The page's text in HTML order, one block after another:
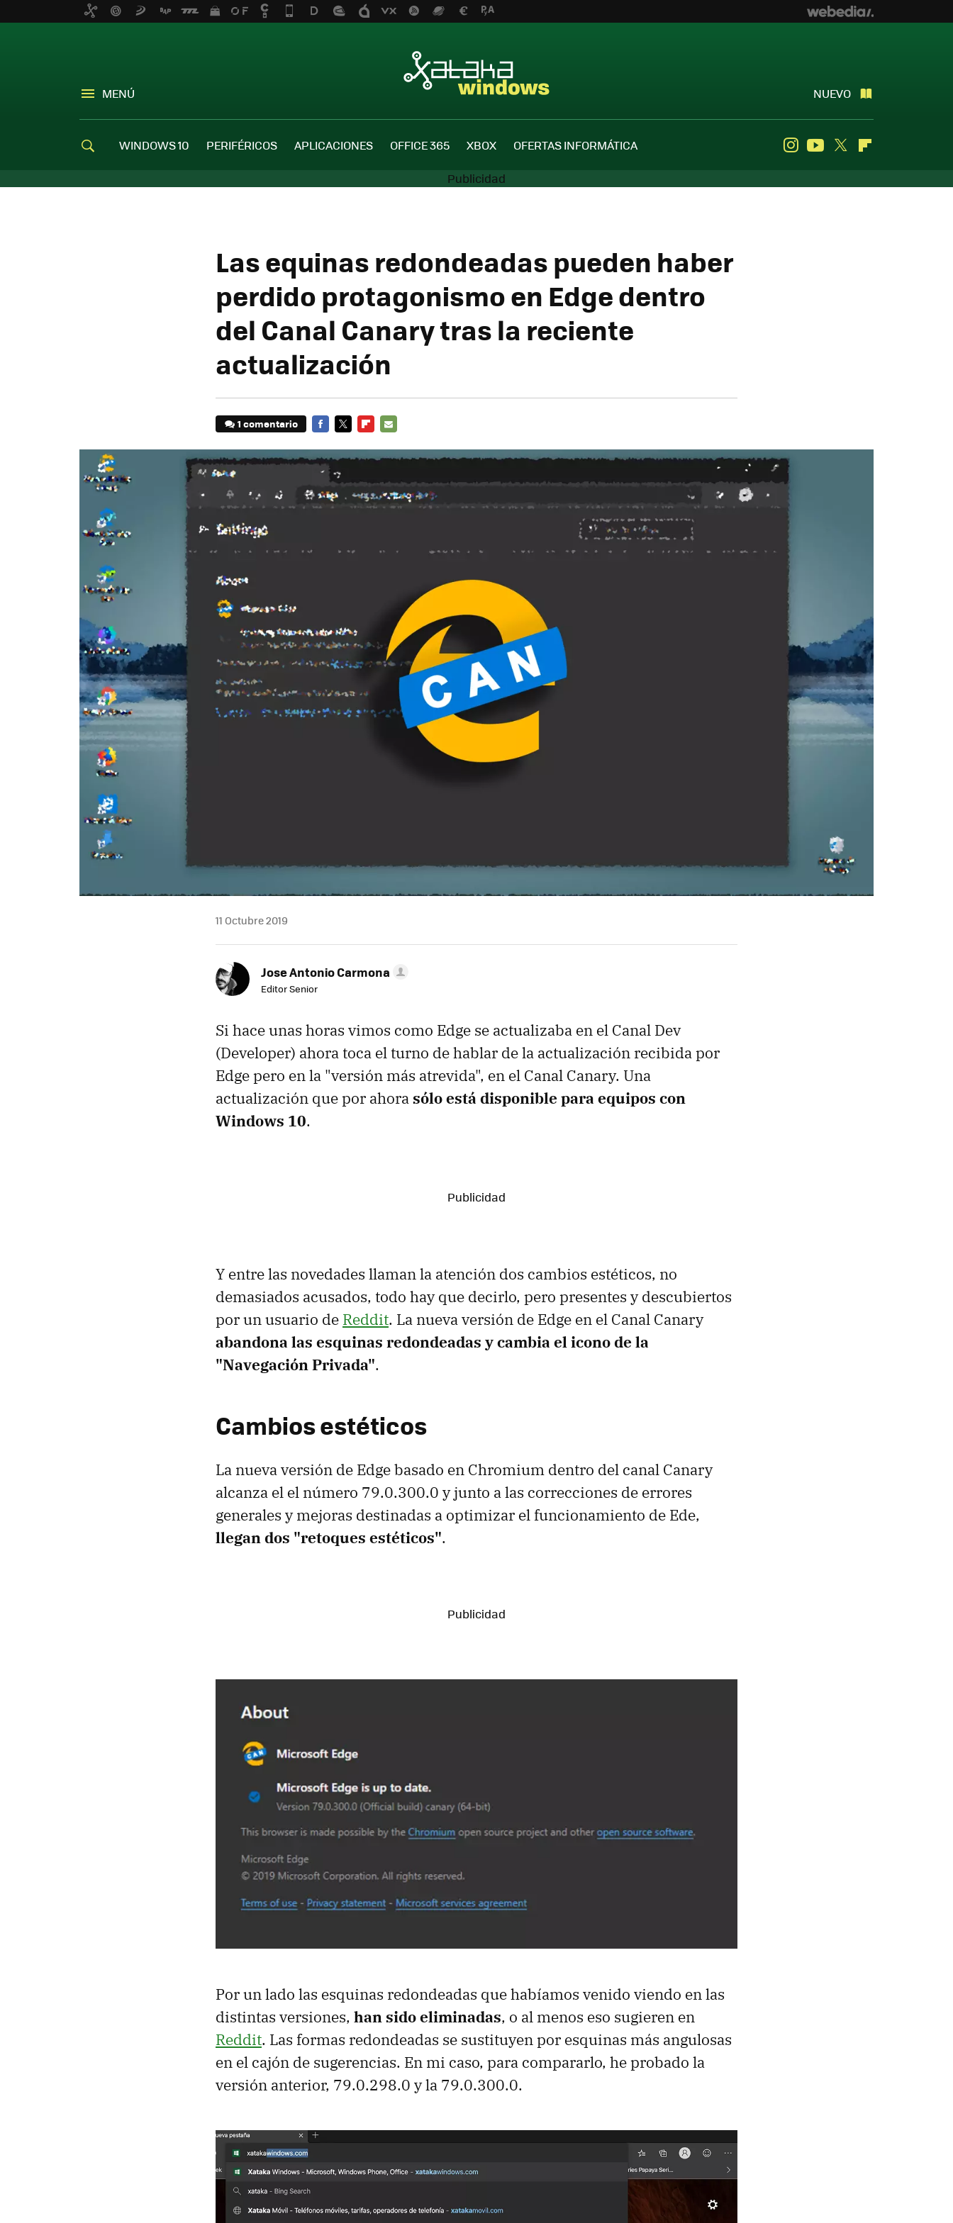
MENÚ NUEVO
WINDOWS 10 PERIFÉRICOS APLICACIONES OFFICE 365 XBOX OFERTAS INFORMÁTICA InstagramYoutube
Twitter
Las equinas redondeadas pueden haber
perdido protagonismo en Edge dentro
del Canal Canary tras la reciente
actualización
1 comentario
MAIL
11 Octubre 2019
Jose Antonio Carmona
Editor Senior
Si hace unas horas vimos como Edge se actualizaba en el Canal Dev
(Developer) ahora toca el turno de hablar de la actualización recibida por
Edge pero en la "versión más atrevida", en el Canal Canary. Una
actualización que por ahorasólo está disponible para equipos con
Windows 10.
Y entre las novedades llaman la atención dos cambios estéticos, no
demasiados acusados, todo hay que decirlo, pero presentes y descubiertos
por un usuario de Reddit. La nueva versión de Edge en el Canal Canary
abandona las esquinas redondeadas y cambia el icono de la
"Navegación Privada".
Cambios estéticos
La nueva versión de Edge basado en Chromium dentro del canal Canary
alcanza el el número 79.0.300.0 y junto a las correcciones de errores
generales y mejoras destinadas a optimizar el funcionamiento de Ede,
llegan dos "retoques estéticos".
Por un lado las esquinas redondeadas que habíamos venido viendo en las
distintas versiones, han sido eliminadas, o al menos eso sugieren en
Reddit. Las formas redondeadas se sustituyen por esquinas más angulosas
en el cajón de sugerencias. En mi caso, para compararlo, he probado la
versión anterior, 79.0.298.0 y la 79.0.300.0.